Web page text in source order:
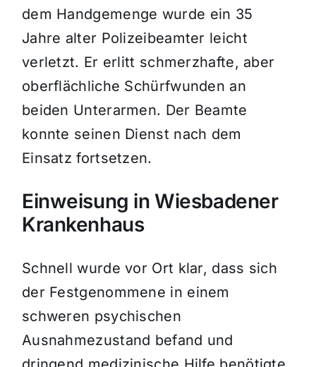
dem Handgemenge wurde ein 35
Jahre alter Polizeibeamter leicht
verletzt. Er erlitt schmerzhafte, aber
oberflächliche Schürfwunden an
beiden Unterarmen. Der Beamte
konnte seinen Dienst nach dem
Einsatz fortsetzen.
Einweisung in Wiesbadener
Krankenhaus
Schnell wurde vor Ort klar, dass sich
der Festgenommene in einem
schweren psychischen
Ausnahmezustand befand und